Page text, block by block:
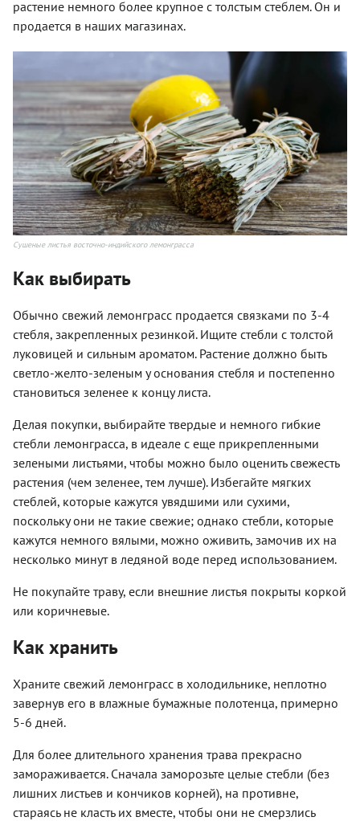
растение немного более крупное с толстым стеблем. Он и
продается в наших магазинах.
Сушеные листья восточно-индийского лемонграсса
Как выбирать
Обычно свежий лемонграсс продается связками по 3-4
стебля, закрепленных резинкой. Ищите стебли с толстой
луковицей и сильным ароматом. Растение должно быть
светло-желто-зеленым у основания стебля и постепенно
становиться зеленее к концу листа.
Делая покупки, выбирайте твердые и немного гибкие
стебли лемонграсса, в идеале с еще прикрепленными
зелеными листьями, чтобы можно было оценить свежесть
растения (чем зеленее, тем лучше). Избегайте мягких
стеблей, которые кажутся увядшими или сухими,
поскольку они не такие свежие; однако стебли, которые
кажутся немного вялыми, можно оживить, замочив их на
несколько минут в ледяной воде перед использованием.
Не покупайте траву, если внешние листья покрыты коркой
или коричневые.
Как хранить
Храните свежий лемонграсс в холодильнике, неплотно
завернув его в влажные бумажные полотенца, примерно
5-6 дней.
Для более длительного хранения трава прекрасно
замораживается. Сначала заморозьте целые стебли (без
лишних листьев и кончиков корней), на противне,
стараясь не класть их вместе, чтобы они не смерзлись